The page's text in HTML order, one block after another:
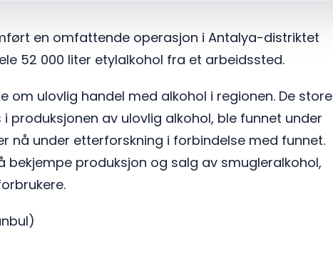
en omfattende operasjon i Antalya-distriktet
52 000 liter etylalkohol fra et arbeidssted.
om ulovlig handel med alkohol i regionen. De store
produksjonen av ulovlig alkohol, ble funnet under
nå under etterforskning i forbindelse med funnet.
bekjempe produksjon og salg av smugleralkohol,